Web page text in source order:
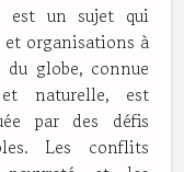
est un sujet qui
et organisations à
globe, connue
naturelle, est
par des défis
Les conflits